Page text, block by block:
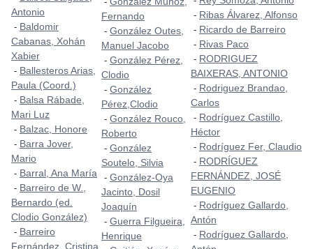
Antonio
- Baldomir
Cabanas, Xohán
Xabier
- Ballesteros Arias,
Paula (Coord.)
- Balsa Rábade,
Mari Luz
- Balzac, Honore
- Barra Jover,
Mario
- Barral, Ana María
- Barreiro de W.,
Bernardo (ed.
Clodio González)
- Barreiro
Fernández, Cristina
Fernando
- González Outes,
Manuel Jacobo
- González Pérez,
Clodio
- González
Pérez,Clodio
- González Rouco,
Roberto
- González
Soutelo, Silvia
- González-Oya
Jacinto, Dosil
Joaquín
- Guerra Filgueira,
Henrique
- Ribas Álvarez, Alfonso
- Ricardo de Barreiro
- Rivas Paco
- RODRIGUEZ
BAIXERAS, ANTONIO
- Rodriguez Brandao,
Carlos
- Rodríguez Castillo,
Héctor
- Rodríguez Fer, Claudio
- RODRÍGUEZ
FERNÁNDEZ, JOSÉ
EUGENIO
- Rodríguez Gallardo,
Antón
- Rodríguez Gallardo,